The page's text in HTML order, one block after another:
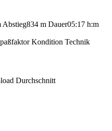
Abstieg834 m Dauer05:17 h:m
Kondition Technik
Durchschnitt